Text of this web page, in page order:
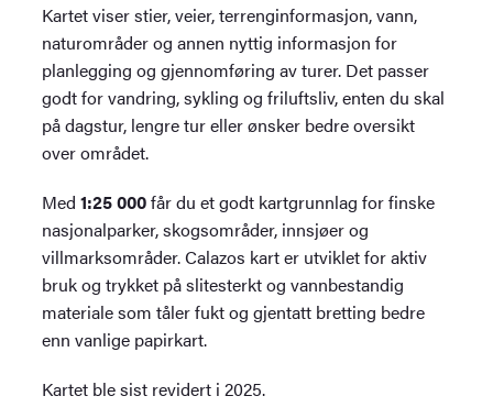
Kartet viser stier, veier, terrenginformasjon, vann,
naturområder og annen nyttig informasjon for
planlegging og gjennomføring av turer. Det passer
godt for vandring, sykling og friluftsliv, enten du skal
på dagstur, lengre tur eller ønsker bedre oversikt
over området.
Med1:25 000får du et godt kartgrunnlag for finske
nasjonalparker, skogsområder, innsjøer og
villmarksområder. Calazos kart er utviklet for aktiv
bruk og trykket på slitesterkt og vannbestandig
materiale som tåler fukt og gjentatt bretting bedre
enn vanlige papirkart.
Kartet ble sist revidert i 2025.